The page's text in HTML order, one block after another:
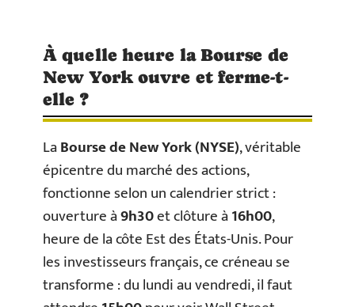
À quelle heure la Bourse de
New York ouvre et ferme-t-
elle ?
LaBourse de New York (NYSE), véritable
épicentre du marché des actions,
fonctionne selon un calendrier strict :
ouverture à9h30et clôture à16h00,
heure de la côte Est des États-Unis. Pour
les investisseurs français, ce créneau se
transforme : du lundi au vendredi, il faut